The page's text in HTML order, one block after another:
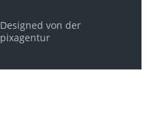
Designed von der
pixagentur